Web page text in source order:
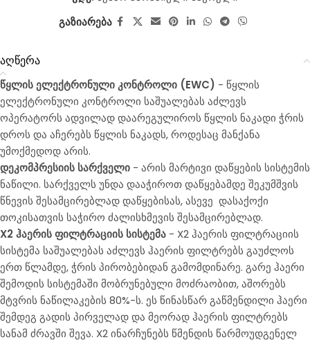
გაზიარება
აღწერა
წყლის ელექტრონული კონტროლი (EWC) - წყლის
ელექტრონული კონტროლი საშუალებას აძლევს
ოპერატორს ადვილად დაარეგულიროს წყლის ნაკადი ჭრის
დროს და აჩერებს წყლის ნაკადს, როდესაც მანქანა
უმოქმედოდ არის.
დეკომპრესიის სარქველი - არის მარტივი დაწყების სისტემის
ნაწილი. სარქველს უნდა დააჭიროთ დაწყებამდე შეკუმშვის
წნევის შესამცირებლად დაწყებისას, ასევე დასაქოქი
თოკისათვის საჭირო ძალისხმევის შესამცირებლად.
X2 ჰაერის ფილტრაციის სისტემა - X2 ჰაერის ფილტრაციის
სისტემა საშუალებას აძლევს ჰაერის ფილტრებს გაუძლოს
ერთ წლამდე, ჭრის პირობებიდან გამომდინარე. გარე ჰაერი
შემოდის სისტემაში მობრუნებული მოძრაობით, აშორებს
მტვრის ნაწილაკების 80%-ს. ეს წინასწარ გაწმენდილი ჰაერი
შემდეგ გადის პირველად და მეორად ჰაერის ფილტრებს
სანამ ძრავში შევა. X2 ინარჩუნებს წმენდის წარმოუდგენელ